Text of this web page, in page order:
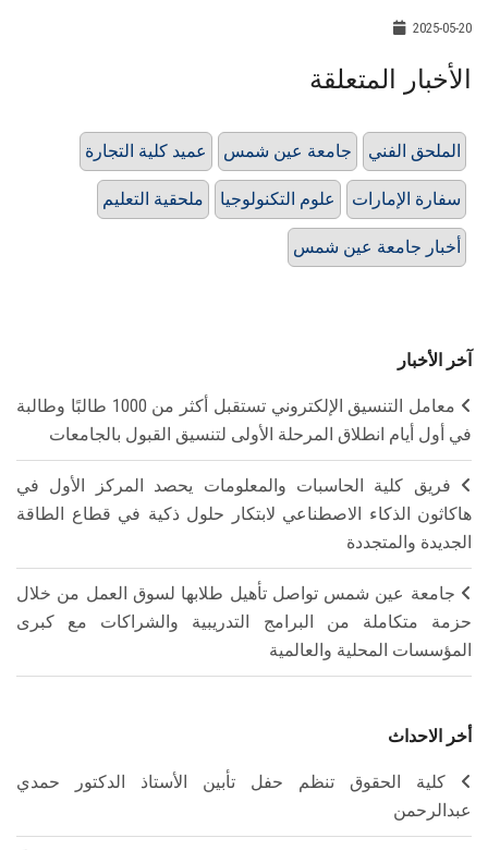
2025-05-20
الأخبار المتعلقة
عميد كلية التجارة جامعة عين شمس الملحق الفني
ملحقية التعليم علوم التكنولوجيا سفارة الإمارات
أخبار جامعة عين شمس
آخر الأخبار
معامل التنسيق الإلكتروني تستقبل أكثر من 1000 طالبًا وطالبة
في أول أيام انطلاق المرحلة الأولى لتنسيق القبول بالجامعات
فريق كلية الحاسبات والمعلومات يحصد المركز الأول في
هاكاثون الذكاء الاصطناعي لابتكار حلول ذكية في قطاع الطاقة
الجديدة والمتجددة
جامعة عين شمس تواصل تأهيل طلابها لسوق العمل من خلال
حزمة متكاملة من البرامج التدريبية والشراكات مع كبرى
المؤسسات المحلية والعالمية
أخر الاحداث
كلية الحقوق تنظم حفل تأبين الأستاذ الدكتور حمدي
عبدالرحمن